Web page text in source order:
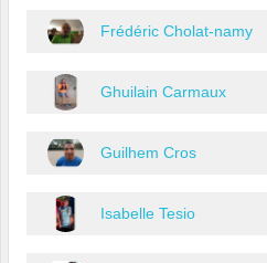
Frédéric Cholat-namy
Ghuilain Carmaux
Guilhem Cros
Isabelle Tesio